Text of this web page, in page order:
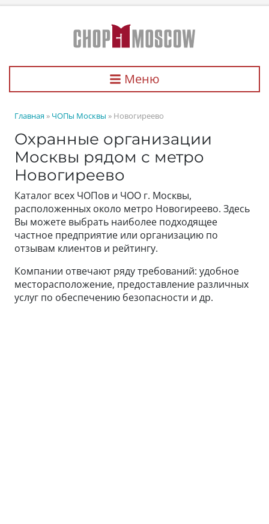
Меню
Главная » ЧОПы Москвы » Новогиреево
Охранные организации
Москвы рядом с метро
Новогиреево
Каталог всех ЧОПов и ЧОО г. Москвы,
расположенных около метро Новогиреево. Здесь
Вы можете выбрать наиболее подходящее
частное предприятие или организацию по
отзывам клиентов и рейтингу.
Компании отвечают ряду требований: удобное
месторасположение, предоставление различных
услуг по обеспечению безопасности и др.